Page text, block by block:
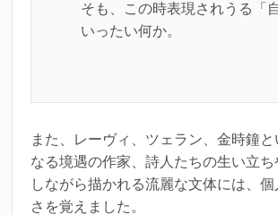
そも、この時表現されうる「
いったい何か。
また、レーヴィ、ツェラン、金時鐘
なる境遇の作家、詩人たちの生い立
しながら描かれる流麗な文体には、
さを覚えました。